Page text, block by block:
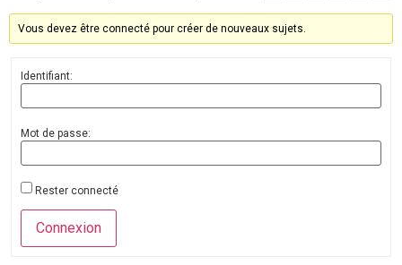
Vous devez être connecté pour créer de nouveaux sujets.
Identifiant:
Mot de passe:
Rester connecté
Connexion